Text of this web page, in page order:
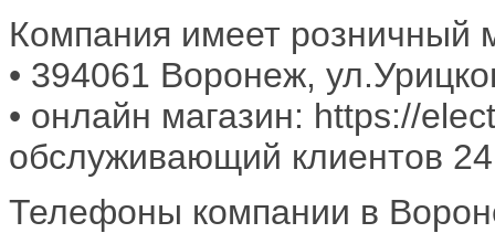
Компания имеет розничный
• 394061 Воронеж,
• онлайн магазин: https://
обслуживающий клиентов 24
Телефоны компании в